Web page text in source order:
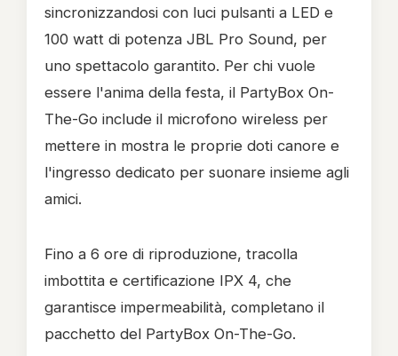
sincronizzandosi con luci pulsanti a LED e
100 watt di potenza JBL Pro Sound, per
uno spettacolo garantito. Per chi vuole
essere l'anima della festa, il PartyBox On-
The-Go include il microfono wireless per
mettere in mostra le proprie doti canore e
l'ingresso dedicato per suonare insieme agli
amici.
Fino a 6 ore di riproduzione, tracolla
imbottita e certificazione IPX 4, che
garantisce impermeabilità, completano il
pacchetto del PartyBox On-The-Go.